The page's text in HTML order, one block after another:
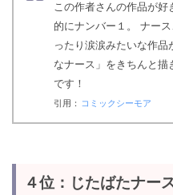
この作者さんの作品が好
的にナンバー１。 ナー
ったり涙涙みたいな作
なナース」をきちんと描
です！
引用： コミックシーモア
４位：じたばたナ